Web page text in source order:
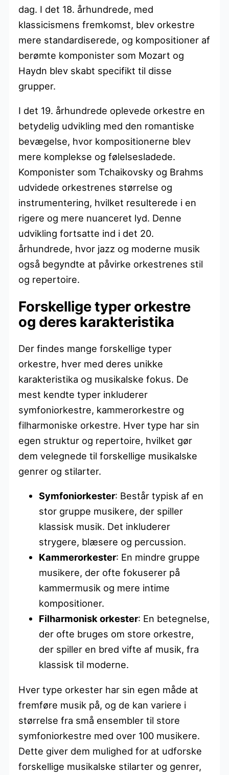
dag. I det 18. århundrede, med
klassicismens fremkomst, blev orkestre
mere standardiserede, og kompositioner af
berømte komponister som Mozart og
Haydn blev skabt specifikt til disse
grupper.
I det 19. århundrede oplevede orkestre en
betydelig udvikling med den romantiske
bevægelse, hvor kompositionerne blev
mere komplekse og følelsesladede.
Komponister som Tchaikovsky og Brahms
udvidede orkestrenes størrelse og
instrumentering, hvilket resulterede i en
rigere og mere nuanceret lyd. Denne
udvikling fortsatte ind i det 20.
århundrede, hvor jazz og moderne musik
også begyndte at påvirke orkestrenes stil
og repertoire.
Forskellige typer orkestre
og deres karakteristika
Der findes mange forskellige typer
orkestre, hver med deres unikke
karakteristika og musikalske fokus. De
mest kendte typer inkluderer
symfoniorkestre, kammerorkestre og
filharmoniske orkestre. Hver type har sin
egen struktur og repertoire, hvilket gør
dem velegnede til forskellige musikalske
genrer og stilarter.
Symfoniorkester: Består typisk af en
stor gruppe musikere, der spiller
klassisk musik. Det inkluderer
strygere, blæsere og percussion.
Kammerorkester: En mindre gruppe
musikere, der ofte fokuserer på
kammermusik og mere intime
kompositioner.
Filharmonisk orkester: En betegnelse,
der ofte bruges om store orkestre,
der spiller en bred vifte af musik, fra
klassisk til moderne.
Hver type orkester har sin egen måde at
fremføre musik på, og de kan variere i
størrelse fra små ensembler til store
symfoniorkestre med over 100 musikere.
Dette giver dem mulighed for at udforske
forskellige musikalske stilarter og genrer,